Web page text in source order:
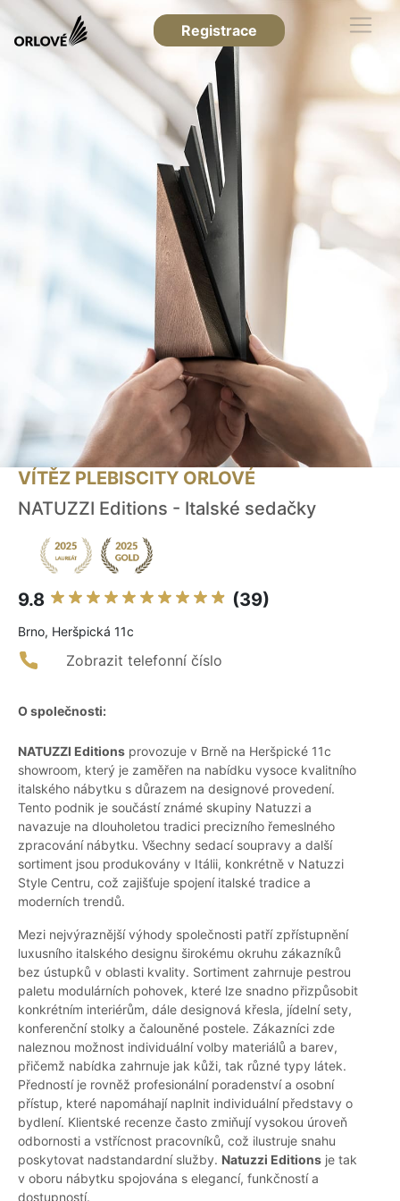
Registrace
VÍTĚZ PLEBISCITY ORLOVÉ
NATUZZI Editions - Italské sedačky
9.8 (39)
Brno, Heršpická 11c
Zobrazit telefonní číslo
O společnosti:
NATUZZI Editions provozuje v Brně na Heršpické 11c
showroom, který je zaměřen na nabídku vysoce kvalitního
italského nábytku s důrazem na designové provedení.
Tento podnik je součástí známé skupiny Natuzzi a
navazuje na dlouholetou tradici precizního řemeslného
zpracování nábytku. Všechny sedací soupravy a další
sortiment jsou produkovány v Itálii, konkrétně v Natuzzi
Style Centru, což zajišťuje spojení italské tradice a
moderních trendů.
Mezi nejvýraznější výhody společnosti patří zpřístupnění
luxusního italského designu širokému okruhu zákazníků
bez ústupků v oblasti kvality. Sortiment zahrnuje pestrou
paletu modulárních pohovek, které lze snadno přizpůsobit
konkrétním interiérům, dále designová křesla, jídelní sety,
konferenční stolky a čalouněné postele. Zákazníci zde
naleznou možnost individuální volby materiálů a barev,
přičemž nabídka zahrnuje jak kůži, tak různé typy látek.
Předností je rovněž profesionální poradenství a osobní
přístup, které napomáhají naplnit individuální představy o
bydlení. Klientské recenze často zmiňují vysokou úroveň
odbornosti a vstřícnost pracovníků, což ilustruje snahu
poskytovat nadstandardní služby. Natuzzi Editions je tak
v oboru nábytku spojována s elegancí, funkčností a
dostupností.